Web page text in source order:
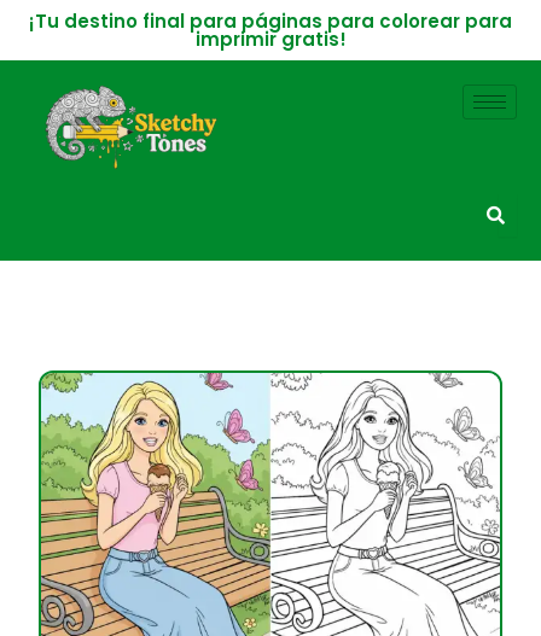
¡Tu destino final para páginas para colorear para
imprimir gratis!